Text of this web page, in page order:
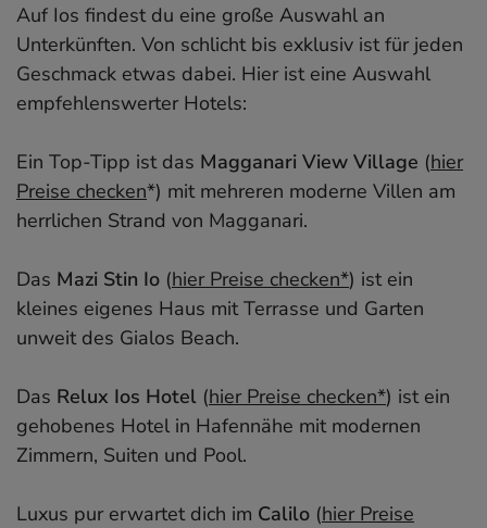
Auf Ios findest du eine große Auswahl an
Unterkünften. Von schlicht bis exklusiv ist für jeden
Geschmack etwas dabei. Hier ist eine Auswahl
empfehlenswerter Hotels:
Ein Top-Tipp ist das Magganari View Village (hier
Preise checken*) mit mehreren moderne Villen am
herrlichen Strand von Magganari.
Das Mazi Stin Io (hier Preise checken*) ist ein
kleines eigenes Haus mit Terrasse und Garten
unweit des Gialos Beach.
Das Relux Ios Hotel (hier Preise checken*) ist ein
gehobenes Hotel in Hafennähe mit modernen
Zimmern, Suiten und Pool.
Luxus pur erwartet dich im Calilo (hier Preise